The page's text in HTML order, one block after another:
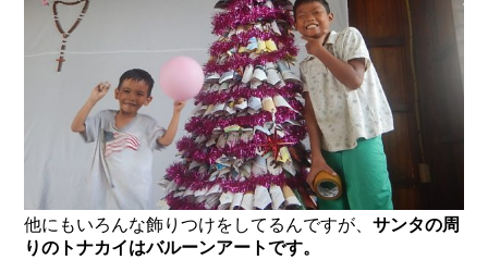
他にもいろんな飾りつけをしてるんですが、サンタの周
りのトナカイはバルーンアートです。